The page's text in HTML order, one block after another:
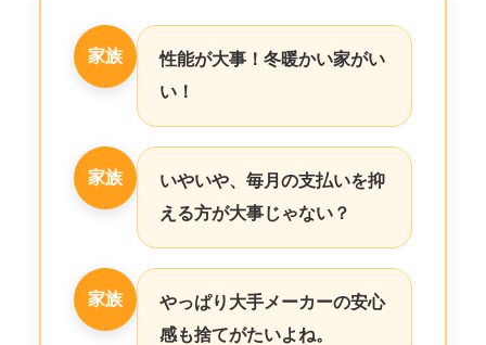
家族
性能が大事！冬暖かい家がい
い！
家族
いやいや、毎月の支払いを抑
える方が大事じゃない？
家族
やっぱり大手メーカーの安心
感も捨てがたいよね。